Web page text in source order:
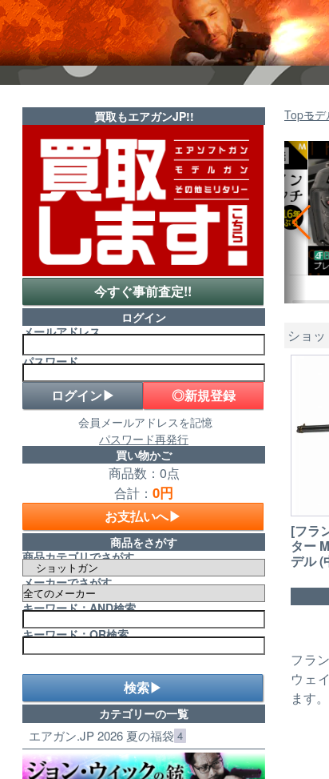
Topモデ
ショ
[フラ
ター
デル (
フラ
ウェ
ます。
買取もエアガンJP!!
今すぐ事前査定!!
ログイン
メールアドレス
パスワード
◎新規登録
会員メールアドレスを記憶
パスワード再発行
買い物かご
商品数：0点
合計： 0円
お支払いへ▶
商品をさがす
商品カテゴリでさがす
メーカーでさがす
キーワード：AND検索
キーワード：OR検索
検索▶
カテゴリーの一覧
エアガン.JP 2026 夏の福袋 4